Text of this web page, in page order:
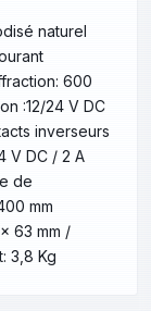
naturel
600
:12/24 V DC
inverseurs
V DC / 2 A
de
mm
63 mm /
3,8 Kg